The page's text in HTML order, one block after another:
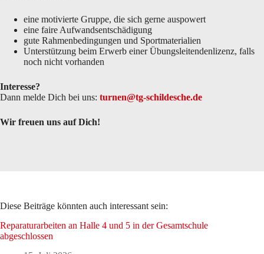
eine motivierte Gruppe, die sich gerne auspowert
eine faire Aufwandsentschädigung
gute Rahmenbedingungen und Sportmaterialien
Unterstützung beim Erwerb einer Übungsleitendenlizenz, falls
noch nicht vorhanden
Interesse?
Dann melde Dich bei uns: turnen@tg-schildesche.de
Wir freuen uns auf Dich!
Diese Beiträge könnten auch interessant sein:
Reparaturarbeiten an Halle 4 und 5 in der Gesamtschule
abgeschlossen